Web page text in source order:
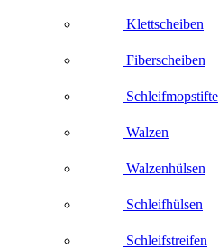
Klettscheiben
Fiberscheiben
Schleifmopstifte
Walzen
Walzenhülsen
Schleifhülsen
Schleifstreifen